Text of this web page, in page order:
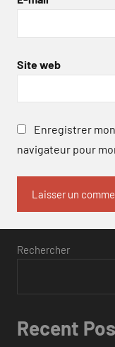
Site web
Enregistrer
navigateur pour
Rechercher
Recent